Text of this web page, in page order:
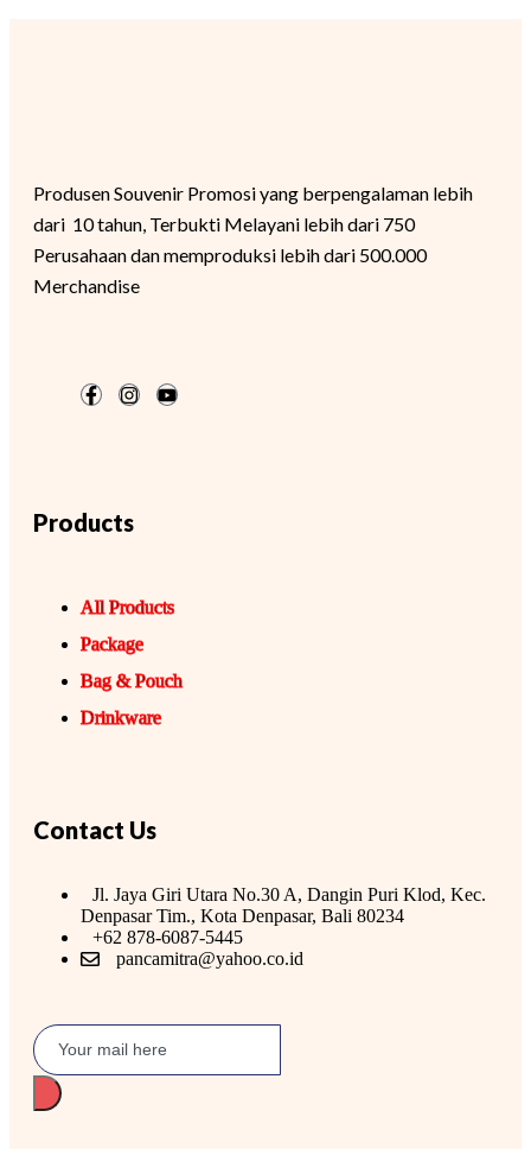
Produsen Souvenir Promosi yang berpengalaman lebih
dari 10 tahun, Terbukti Melayani lebih dari 750
Perusahaan dan memproduksi lebih dari 500.000
Merchandise
Products
All Products
Package
Bag & Pouch
Drinkware
Contact Us
Jl. Jaya Giri Utara No.30 A, Dangin Puri Klod, Kec.
Denpasar Tim., Kota Denpasar, Bali 80234
+62 878-6087-5445
pancamitra@yahoo.co.id